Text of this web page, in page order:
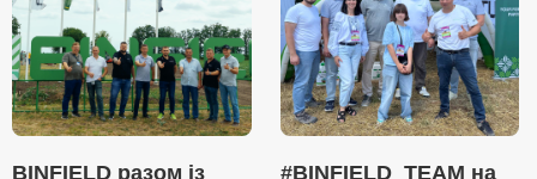
BINFIELD разом із
#BINFIELD_TEAM на